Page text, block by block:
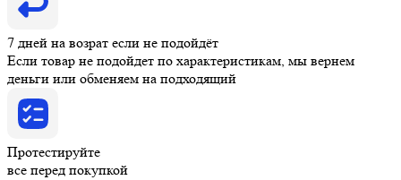
7 дней на возрат если не подойдёт
Если товар не подойдет по характеристикам, мы вернем
деньги или обменяем на подходящий
Протестируйте
все перед покупкой